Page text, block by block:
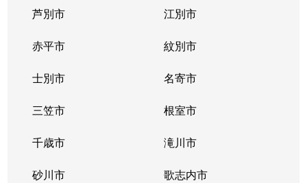
芦別市 江別市
赤平市 紋別市
士別市 名寄市
三笠市 根室市
千歳市 滝川市
砂川市 歌志内市